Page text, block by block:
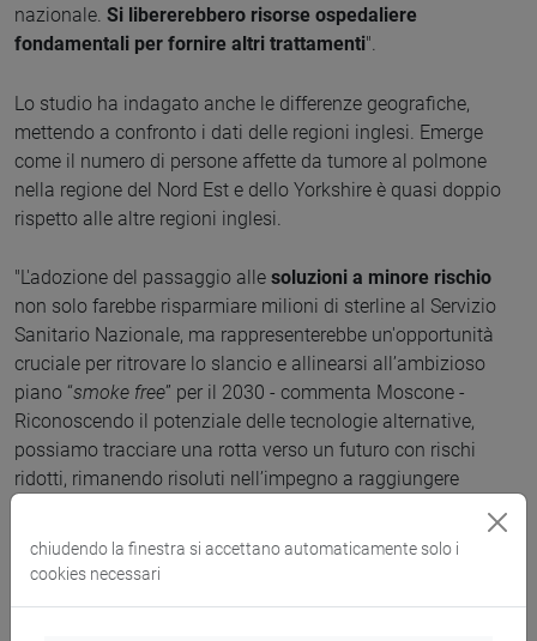
nazionale. Si libererebbero risorse ospedaliere
fondamentali per fornire altri trattamenti".
Lo studio ha indagato anche le differenze geografiche,
mettendo a confronto i dati delle regioni inglesi. Emerge
come il numero di persone affette da tumore al polmone
nella regione del Nord Est e dello Yorkshire è quasi doppio
rispetto alle altre regioni inglesi.
"L'adozione del passaggio alle soluzioni a minore rischio
non solo farebbe risparmiare milioni di sterline al Servizio
Sanitario Nazionale, ma rappresenterebbe un'opportunità
cruciale per ritrovare lo slancio e allinearsi all’ambizioso
piano “smoke free” per il 2030 - commenta Moscone -
Riconoscendo il potenziale delle tecnologie alternative,
possiamo tracciare una rotta verso un futuro con rischi
ridotti, rimanendo risoluti nell’impegno a raggiungere
questo comporta per la salute".
chiudendo la finestra si accettano automaticamente solo i
cookies necessari